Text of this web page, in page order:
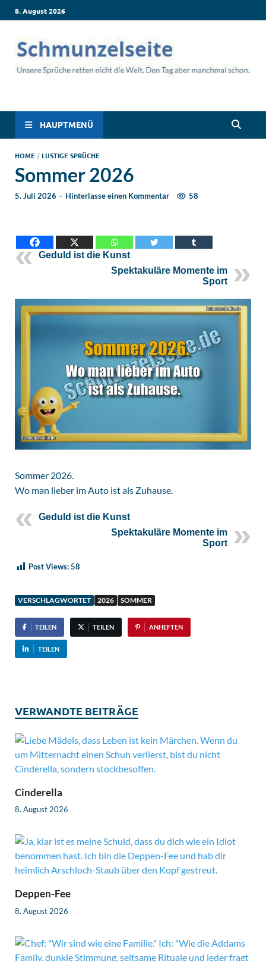
8. August 2026
Schmunzelseite –
Coole lustige Sprüche
für intensives
Schmunzeln
für jede Situation: Leben, Job, Liebe, Geburtstag & mehr. Lachen
ist hier garantiert!
HAUPTMENÜ
HOME /LUSTIGE SPRÜCHE
Sommer 2026
5. Juli 2026 - Hinterlasse einen Kommentar 58
Geduld ist die Kunst
Spektakuläre Momente im
Sport
Sommer 2026.
Wo man lieber im Auto ist als Zuhause.
Geduld ist die Kunst
Spektakuläre Momente im
Sport
Post Views:58
VERSCHLAGWORTET 2026 SOMMER
TEILEN TEILEN ANHEFTEN
TEILEN
VERWANDTE BEITRÄGE
Cinderella
8. August 2026
Deppen-Fee
8. August 2026